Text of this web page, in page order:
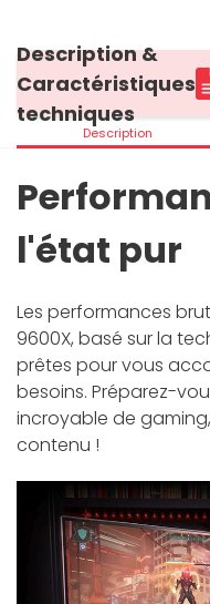
Description &
Caractéristiques
techniques
Description
l'état pur
Les performances
9600X, basé sur la
prêtes pour vous
besoins. Préparez-
incroyable de
contenu !